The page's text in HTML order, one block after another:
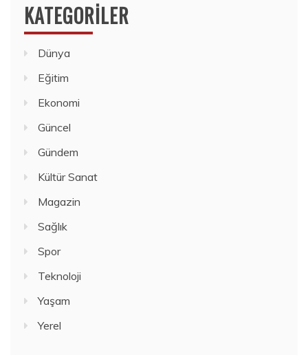
KATEGORILER
Dünya
Eğitim
Ekonomi
Güncel
Gündem
Kültür Sanat
Magazin
Sağlık
Spor
Teknoloji
Yaşam
Yerel